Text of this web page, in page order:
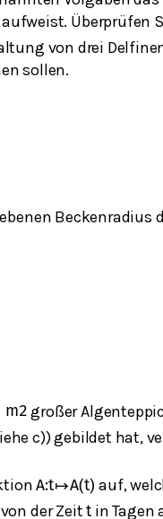
Überprüfen
von drei
sollen.
Beckenradius
m2 großer
c)) gebildet hat,
A:t↦A(t) auf,
der Zeittin Tagen